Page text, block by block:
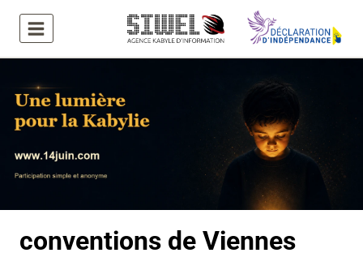
contenu
conventions de Viennes